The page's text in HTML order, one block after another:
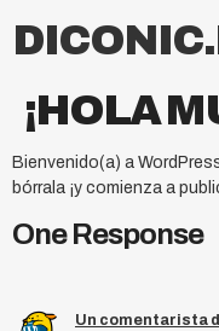
¡HOLA
Bienvenido(a) a
bórrala ¡y comienza a
One Response
Un comentarista